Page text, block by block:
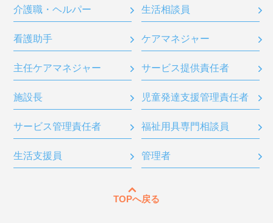
介護職・ヘルパー 生活相談員
看護助手 ケアマネジャー
主任ケアマネジャー サービス提供責任者
施設長 児童発達支援管理責任者
サービス管理責任者 福祉用具専門相談員
生活支援員 管理者
TOPへ戻る